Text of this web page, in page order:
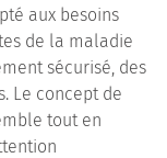
aux besoins
de la maladie
sécurisé, des
Le concept de
tout en